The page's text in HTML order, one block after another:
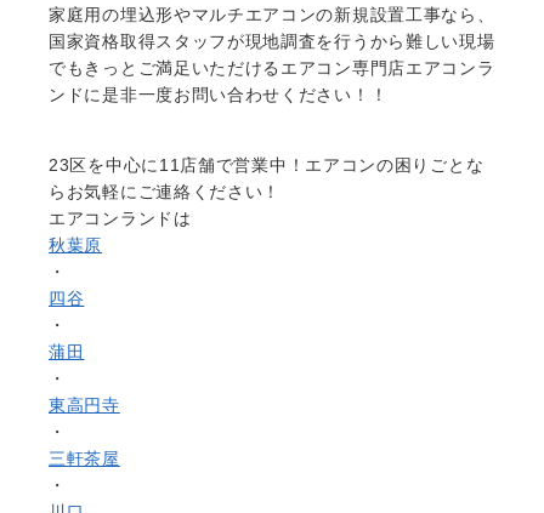
家庭用の埋込形やマルチエアコンの新規設置工事なら、
国家資格取得スタッフが現地調査を行うから難しい現場
でもきっとご満足いただけるエアコン専門店エアコンラ
ンドに是非一度お問い合わせください！！
23区を中心に 11店舗で営業中！エアコンの困りごとな
らお気軽にご連絡ください！
エアコンランドは
秋葉原
・
四谷
・
蒲田
・
東高円寺
・
三軒茶屋
・